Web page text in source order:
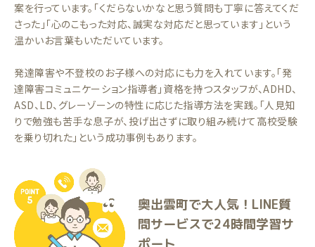
案を行っています。「くだらないかなと思う質問も丁寧に答えてくだ
さった」「心のこもった対応、誠実な対応だと思っています」という
温かいお言葉もいただいています。
発達障害や不登校のお子様への対応にも力を入れています。「発
達障害コミュニケーション指導者」資格を持つスタッフが、ADHD、
ASD、LD、グレーゾーンの特性に応じた指導方法を実践。「人見知
りで勉強も苦手な息子が、投げ出さずに取り組み続けて高校受験
を乗り切れた」という成功事例もあります。
奥出雲町で大人気！LINE質
問サービスで24時間学習サ